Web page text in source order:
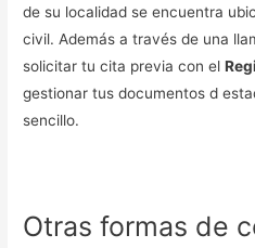
de su localidad se encuentra
civil. Además a través de una
solicitar tu cita previa con el
gestionar tus documentos d
sencillo.
Otras formas de